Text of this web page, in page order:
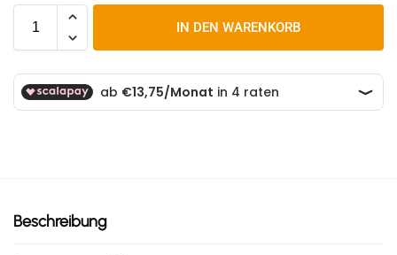
IN DEN WARENKORB
Beschreibung